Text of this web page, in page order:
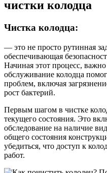
чистки колодца
Чистка колодца:
— это не просто рутинная
обеспечивающая
Начиная этот процесс,
обслуживание колодца
проблем, включая
рост бактерий.
Первым шагом в чистке
текущего состояния. Это
обследование на наличие
общего состояния
убедиться, что доступ к
работ.